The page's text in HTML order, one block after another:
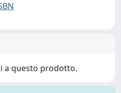
a questo prodotto.